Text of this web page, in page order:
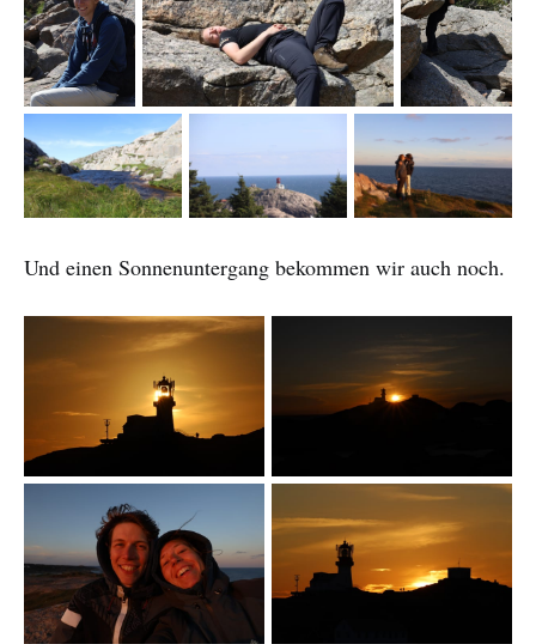
Und einen Sonnenuntergang bekommen wir auch noch.